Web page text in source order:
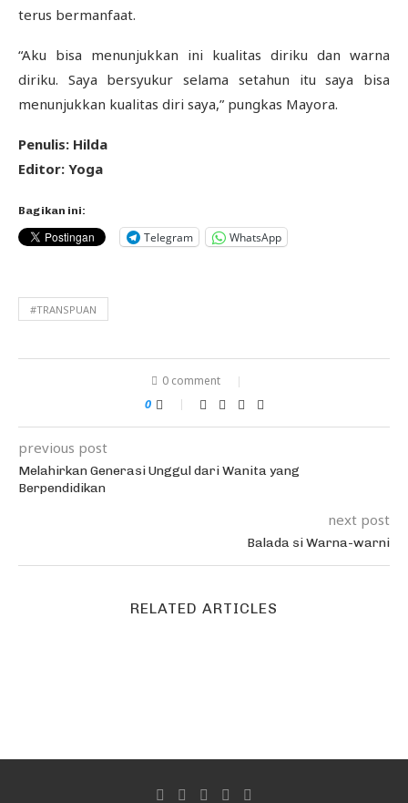
terus bermanfaat.
“Aku bisa menunjukkan ini kualitas diriku dan warna
diriku. Saya bersyukur selama setahun itu saya bisa
menunjukkan kualitas diri saya,” pungkas Mayora.
Penulis: Hilda
Editor: Yoga
Bagikan ini:
Telegram WhatsApp
#TRANSPUAN
0 comment
0
previous post
Melahirkan Generasi Unggul dari Wanita yang
Berpendidikan
next post
Balada si Warna-warni
RELATED ARTICLES